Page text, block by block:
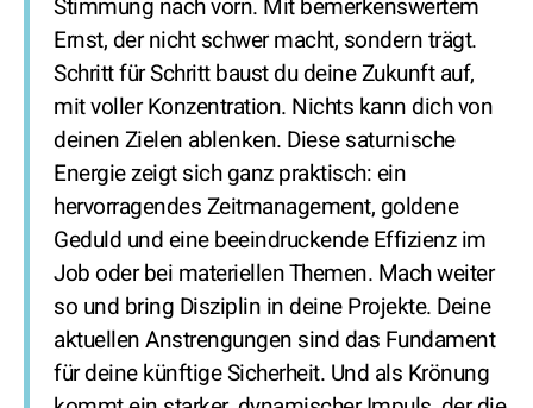
Stimmung nach vorn. Mit bemerkenswertem
Ernst, der nicht schwer macht, sondern trägt.
Schritt für Schritt baust du deine Zukunft auf,
mit voller Konzentration. Nichts kann dich von
deinen Zielen ablenken. Diese saturnische
Energie zeigt sich ganz praktisch: ein
hervorragendes Zeitmanagement, goldene
Geduld und eine beeindruckende Effizienz im
Job oder bei materiellen Themen. Mach weiter
so und bring Disziplin in deine Projekte. Deine
aktuellen Anstrengungen sind das Fundament
für deine künftige Sicherheit. Und als Krönung